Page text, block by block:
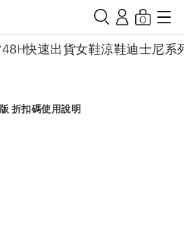
快速出貨女鞋涼鞋迪士尼系
0
折扣碼使用說明